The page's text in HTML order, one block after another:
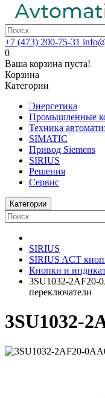
+7 (473) 200-75-31
0
Ваша корзина пуста!
Корзина
Категории
Энергетика
Промышленные
Техника
SIMATIC
Привод Siemens
SIRIUS
Решения
Сервис
Категории
SIRIUS
SIRIUS ACT
Кнопки и
3SU1032-2AF20-
переключатели
3SU1032-